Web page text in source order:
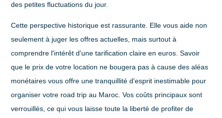
des petites fluctuations du jour.
Cette perspective historique est rassurante. Elle vous aide non
seulement à juger les offres actuelles, mais surtout à
comprendre l'intérêt d'une tarification claire en euros. Savoir
que le prix de votre location ne bougera pas à cause des aléas
monétaires vous offre une tranquillité d'esprit inestimable pour
organiser votre road trip au Maroc. Vos coûts principaux sont
verrouillés, ce qui vous laisse toute la liberté de profiter de